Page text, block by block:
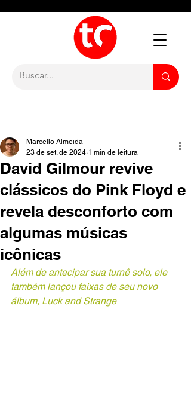
David Gilmour revive
clássicos do Pink Floyd e
revela desconforto com
algumas músicas
icônicas
Marcello Almeida
23 de set. de 2024 1 min de leitura
Além de antecipar sua turnê solo, ele
também lançou faixas de seu novo
álbum, Luck and Strange